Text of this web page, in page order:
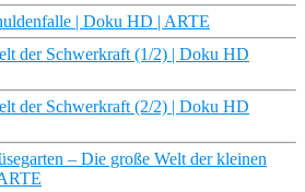
| Doku HD | ARTE
der Schwerkraft (1/2) | Doku HD
der Schwerkraft (2/2) | Doku HD
– Die große Welt der kleinen